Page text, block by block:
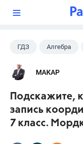
ГДЗ Алгебра
МАКАР
Подскажите,
запись
7 класс.